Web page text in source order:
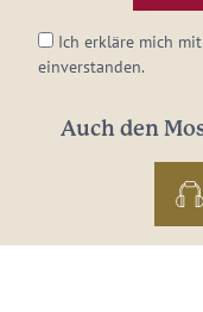
Ich erkläre mich
einverstanden.
Auch den